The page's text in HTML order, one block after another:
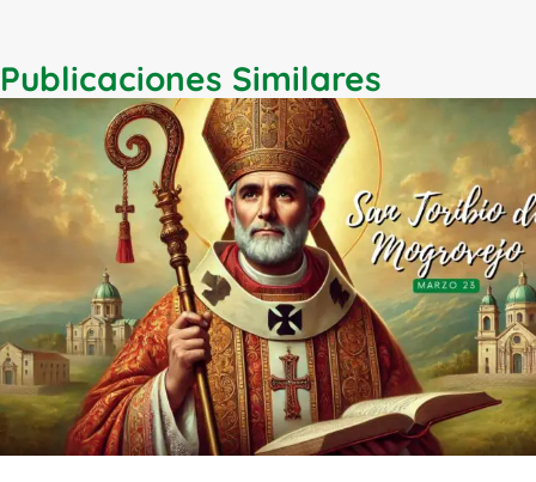
Publicaciones Similares